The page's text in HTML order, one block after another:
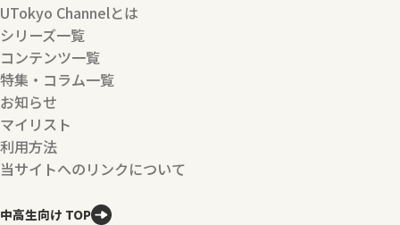
UTokyo Channelとは
シリーズ一覧
コンテンツ一覧
特集・コラム一覧
お知らせ
マイリスト
利用方法
当サイトへのリンクについて
中高生向け TOP